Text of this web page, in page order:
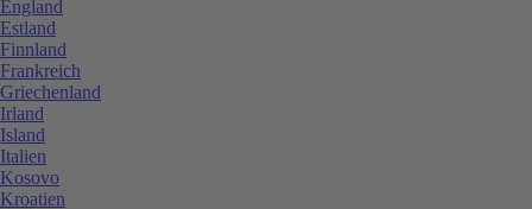
England
Estland
Finnland
Frankreich
Griechenland
Irland
Island
Italien
Kosovo
Kroatien